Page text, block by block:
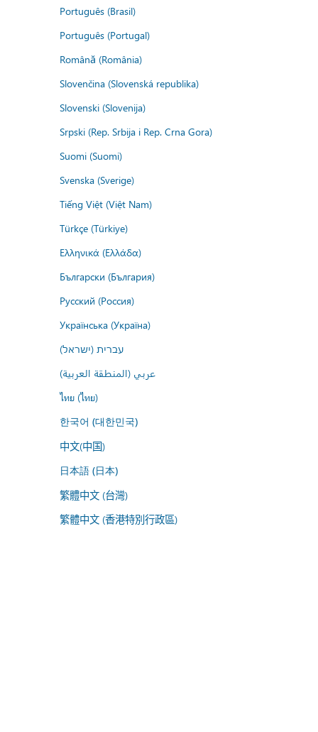
Português (Brasil)
Português (Portugal)
Română (România)
Slovenčina (Slovenská republika)
Slovenski (Slovenija)
Srpski (Rep. Srbija i Rep. Crna Gora)
Suomi (Suomi)
Svenska (Sverige)
Tiếng Việt (Việt Nam)
Türkçe (Türkiye)
Ελληνικά (Ελλάδα)
Български (България)
Русский (Россия)
Українська (Україна)
עברית (ישראל)
عربي (المنطقة العربية)
ไทย (ไทย)
한국어 (대한민국)
中文(中国)
日本語 (日本)
繁體中文 (台灣)
繁體中文 (香港特別行政區)